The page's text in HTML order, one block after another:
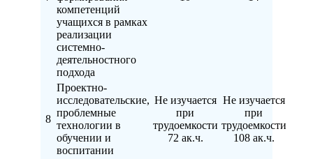
компетенций
учащихся в рамках
реализации
системно-
деятельностного
подхода
8
Проектно-
исследовательские,
проблемные
технологии в
обучении и
воспитании
Не изучается
при
трудоемкости
72 ак.ч.
Не изучается
при
трудоемкости
108 ак.ч.